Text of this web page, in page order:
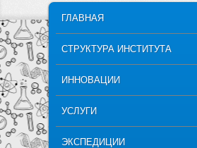
SKIP TO PRIMARY CONTENT
SKIP TO SECONDARY CONTENT
ГЛАВНАЯ
СТРУКТУРА ИНСТИТУТА
ИННОВАЦИИ
УСЛУГИ
ЭКСПЕДИЦИИ